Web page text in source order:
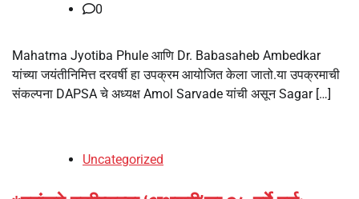
0
Mahatma Jyotiba Phule आणि Dr. Babasaheb Ambedkar
यांच्या जयंतीनिमित्त दरवर्षी हा उपक्रम आयोजित केला जातो.या उपक्रमाची
संकल्पना DAPSA चे अध्यक्ष Amol Sarvade यांची असून Sagar […]
Uncategorized